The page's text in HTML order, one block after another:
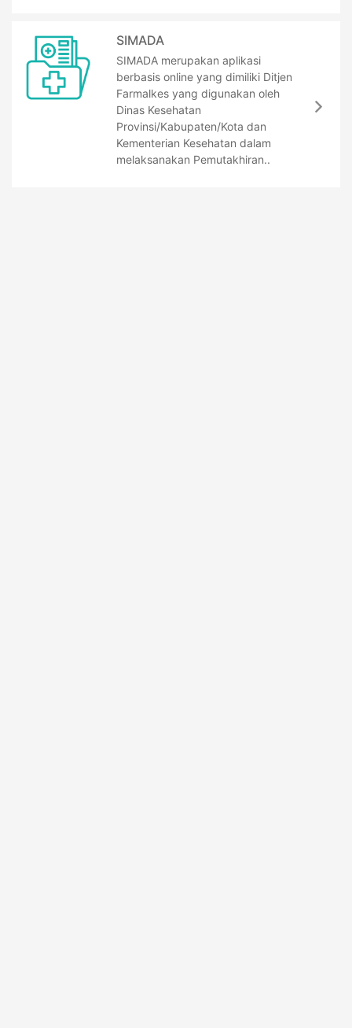
SIMADA
SIMADA merupakan aplikasi
berbasis online yang dimiliki Ditjen
Farmalkes yang digunakan oleh
Dinas Kesehatan
Provinsi/Kabupaten/Kota dan
Kementerian Kesehatan dalam
melaksanakan Pemutakhiran..